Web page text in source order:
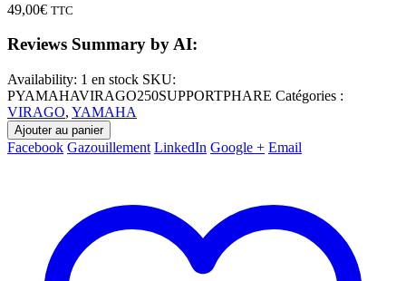
49,00€ TTC
Reviews Summary by AI:
Availability: 1 en stock SKU:
PYAMAHAVIRAGO250SUPPORTPHARE Catégories :
VIRAGO, YAMAHA
Ajouter au panier
Facebook Gazouillement LinkedIn Google + Email